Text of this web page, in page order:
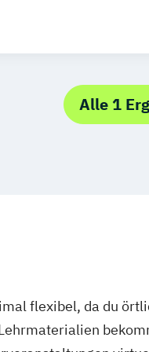
Alle 1
flexibel, da du